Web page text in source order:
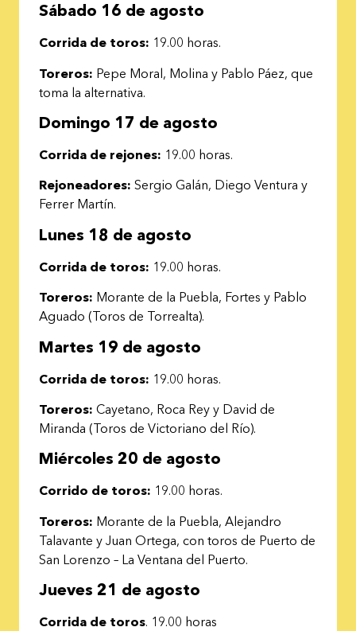
Sábado 16 de agosto
Corrida de toros: 19.00 horas.
Toreros: Pepe Moral, Molina y Pablo Páez, que
toma la alternativa.
Domingo 17 de agosto
Corrida de rejones: 19.00 horas.
Rejoneadores: Sergio Galán, Diego Ventura y
Ferrer Martín.
Lunes 18 de agosto
Corrida de toros: 19.00 horas.
Toreros: Morante de la Puebla, Fortes y Pablo
Aguado (Toros de Torrealta).
Martes 19 de agosto
Corrida de toros: 19.00 horas.
Toreros: Cayetano, Roca Rey y David de
Miranda (Toros de Victoriano del Río).
Miércoles 20 de agosto
Corrido de toros: 19.00 horas.
Toreros: Morante de la Puebla, Alejandro
Talavante y Juan Ortega, con toros de Puerto de
San Lorenzo – La Ventana del Puerto.
Jueves 21 de agosto
Corrida de toros. 19.00 horas